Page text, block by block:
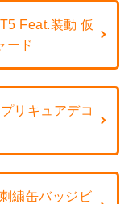
Feat.装動 仮
ード
リキュアデコ
繍缶バッジビ